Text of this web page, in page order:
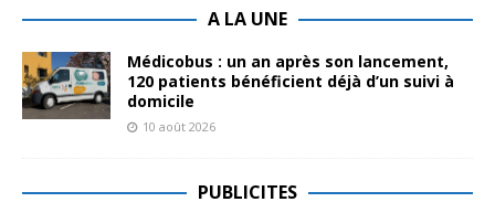
A LA UNE
Médicobus : un an après son lancement,
120 patients bénéficient déjà d’un suivi à
domicile
10 août 2026
PUBLICITES